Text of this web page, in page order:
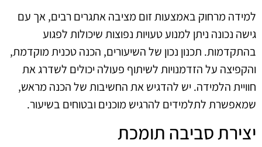
למידה מרחוק באמצעות זום מציבה אתגרים רבים, אך עם
גישה נכונה ניתן למנוע טעויות נפוצות שיכולות לפגוע
בהתקדמות. תכנון נכון של השיעורים, הכנה טכנית מוקדמת,
והקפיצה על הזדמנויות לשיתוף פעולה יכולים לשדרג את
חוויית הלמידה. יש להדגיש את החשיבות של הכנה מראש,
שמאפשרת לתלמידים להרגיש מוכנים ובטוחים בשיעור.
יצירת סביבה תומכת